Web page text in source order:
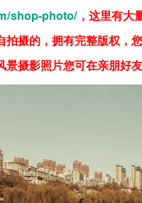
shop-photo/ ，这里有
拍摄的，拥有完整版权，
景摄影照片您可在亲朋好